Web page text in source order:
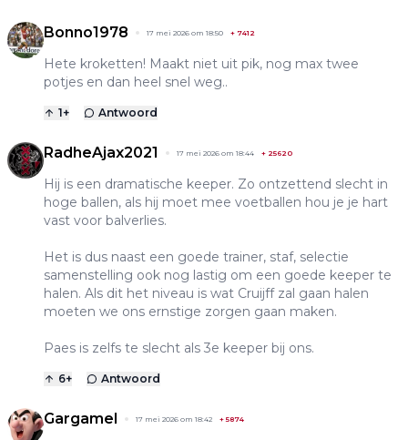
Bonno1978 17 mei 2026 om 18:50 + 7412
Hete kroketten! Maakt niet uit pik, nog max twee
potjes en dan heel snel weg..
1+ Antwoord
RadheAjax2021 17 mei 2026 om 18:44 + 25620
Hij is een dramatische keeper. Zo ontzettend slecht in
hoge ballen, als hij moet mee voetballen hou je je hart
vast voor balverlies.
Het is dus naast een goede trainer, staf, selectie
samenstelling ook nog lastig om een goede keeper te
halen. Als dit het niveau is wat Cruijff zal gaan halen
moeten we ons ernstige zorgen gaan maken.
Paes is zelfs te slecht als 3e keeper bij ons.
6+ Antwoord
Gargamel 17 mei 2026 om 18:42 + 5874